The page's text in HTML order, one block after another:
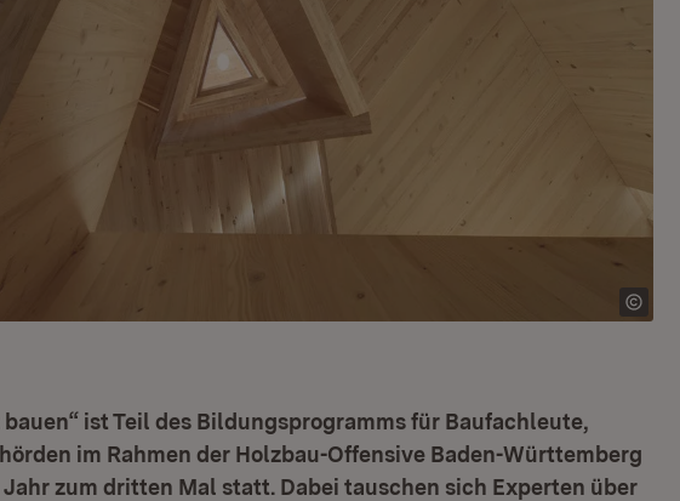
bauen“ ist Teil des Bildungsprogramms für Baufachleute,
im Rahmen der Holzbau-Offensive Baden-Württemberg
zum dritten Mal statt. Dabei tauschen sich Experten über